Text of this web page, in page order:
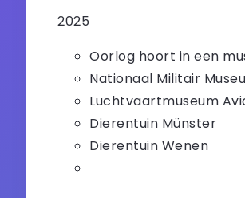
2025
Oorlog hoort in een
Nationaal Militair
Luchtvaartmuseum
Dierentuin Münster
Dierentuin Wenen